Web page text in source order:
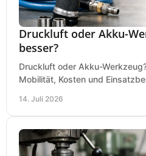
Druckluft oder Akku-
besser?
Druckluft oder Akku-
Mobilität, Kosten und
14. Juli 2026